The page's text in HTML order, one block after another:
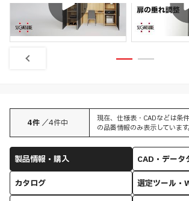
垂直収納扉金物とは
調整
4件 ／4件中
現在、仕様表・CADなどは条
の品番情報のみ表示しています
製品情報・購入
CAD・データ
カタログ
選定ツール・